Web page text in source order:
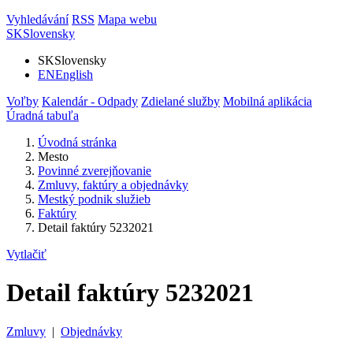
Vyhledávání RSS Mapa webu
SKSlovensky
SKSlovensky
ENEnglish
Voľby Kalendár - Odpady Zdielané služby Mobilná aplikácia
Úradná tabuľa
Úvodná stránka
Mesto
Povinné zverejňovanie
Zmluvy, faktúry a objednávky
Mestký podnik služieb
Faktúry
Detail faktúry 5232021
Vytlačiť
Detail faktúry 5232021
Zmluvy | Objednávky